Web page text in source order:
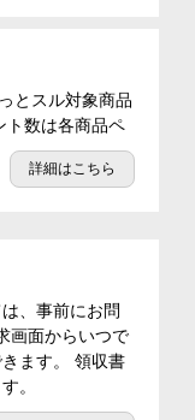
とスル対象商品
ト数は各商品ペ
詳細はこちら
、事前にお問
画面からいつで
ます。 領収書
。